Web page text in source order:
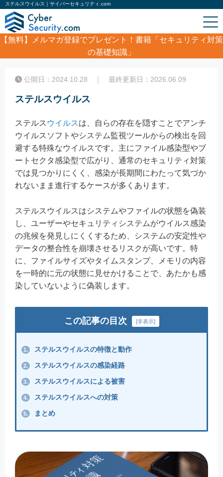
ステルスウイルス｜サイバーセキュリティ.com
【無料】
メルマガ登録でプレゼント！書籍「セキュリティ対策
の基礎知識」
ステルスウイルス
公開日：2024.10.28 ｜ 最終更新日：2026.06.09
ステルスウイルス
ステルス ウイルスは、自らの存在を隠すことでアンチ
ウイルスソフトやシステム監視ツールからの検出を回
避する特殊なウイルスです。主にファイル感染型やブ
ートセクタ感染型で広がり、通常のセキュリティ対策
では見つかりにくく、感染が長期間にわたって気づか
れないまま進行するケースが多くあります。
ステルスウイルスはシステムやファイルの状態を偽装
し、ユーザーやセキュリティシステムがウイルス感染
の兆候を発見しにくくするため、システムの安定性や
データの整合性を崩壊させるリスクが高いです。特
に、ファイルサイズやタイムスタンプ、メモリの内容
を一時的に元の状態に見せかけることで、あたかも感
染していないように偽装します。
この記事の目次 [非表示]
1. ステルスウイルスの特徴と動作
2. ステルスウイルスの感染経路
3. ステルスウイルスによる被害
4. ステルスウイルスへの対策
5. まとめ